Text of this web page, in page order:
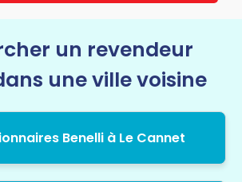
un revendeur
une ville voisine
Benelli à Le Cannet